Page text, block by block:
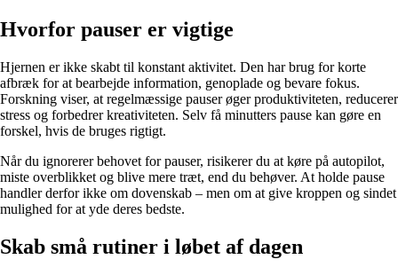
Hvorfor pauser er vigtige
Hjernen er ikke skabt til konstant aktivitet. Den har brug for korte
afbræk for at bearbejde information, genoplade og bevare fokus.
Forskning viser, at regelmæssige pauser øger produktiviteten, reducerer
stress og forbedrer kreativiteten. Selv få minutters pause kan gøre en
forskel, hvis de bruges rigtigt.
Når du ignorerer behovet for pauser, risikerer du at køre på autopilot,
miste overblikket og blive mere træt, end du behøver. At holde pause
handler derfor ikke om dovenskab – men om at give kroppen og sindet
mulighed for at yde deres bedste.
Skab små rutiner i løbet af dagen